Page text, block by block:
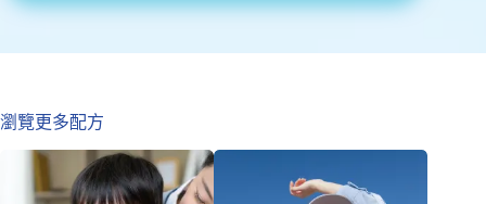
瀏覽更多配方